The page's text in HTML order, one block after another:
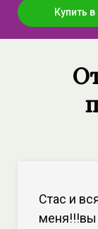
Купить
Стас и
меня!!!вы